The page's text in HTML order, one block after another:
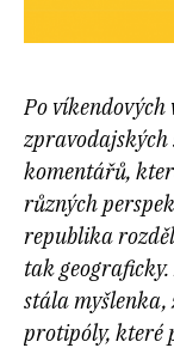
Po víkendových
zpravodajských
komentářů,
různých
republika
tak
stála myšlenka,
protipóly, které